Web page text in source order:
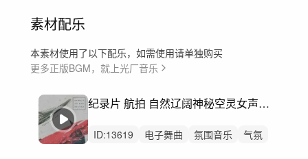
素材配乐
本素材使用了以下配乐，如需使用请单独购买
更多正版BGM，就上光厂音乐
纪录片 航拍 自然辽阔神秘空灵女声-Winds Amassed
ID:13619 电子舞曲 氛围音乐
气氛